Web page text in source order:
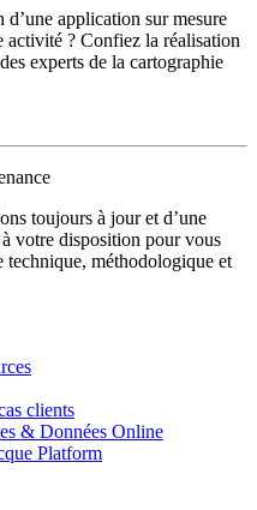
d’une application sur mesure
activité ? Confiez la réalisation
experts de la cartographie
toujours à jour et d’une
à votre disposition pour vous
technique, méthodologique et
clients
& Données Online
Platform